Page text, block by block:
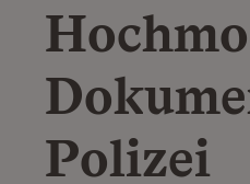
Polizei